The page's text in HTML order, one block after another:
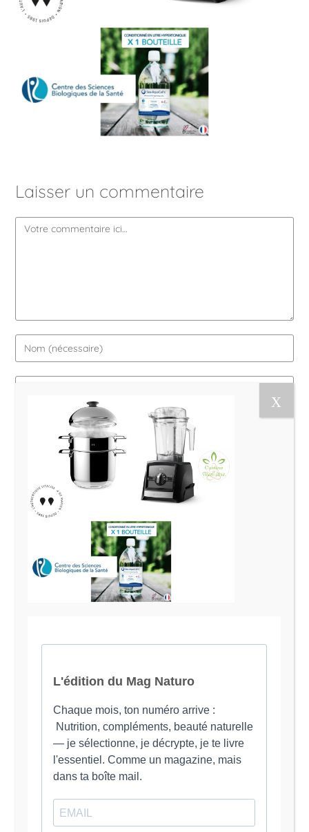
Laisser un commentaire
Le Magazine Naturo
Je suis Evy, Naturopathe spécialisée dans
l’accompagnement des femmes en préménopause et
ménopause